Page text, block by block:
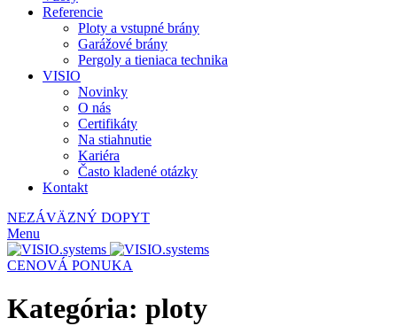
Referencie
Ploty a vstupné brány
Garážové brány
Pergoly a tieniaca technika
VISIO
Novinky
O nás
Certifikáty
Na stiahnutie
Kariéra
Často kladené otázky
Kontakt
NEZÁVÄZNÝ DOPYT
Menu
CENOVÁ PONUKA
Kategória: ploty